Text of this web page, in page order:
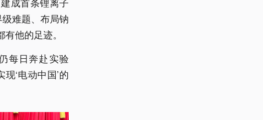
难题、布局钠
他的足迹。
每日奔赴实验
‘电动中国’的